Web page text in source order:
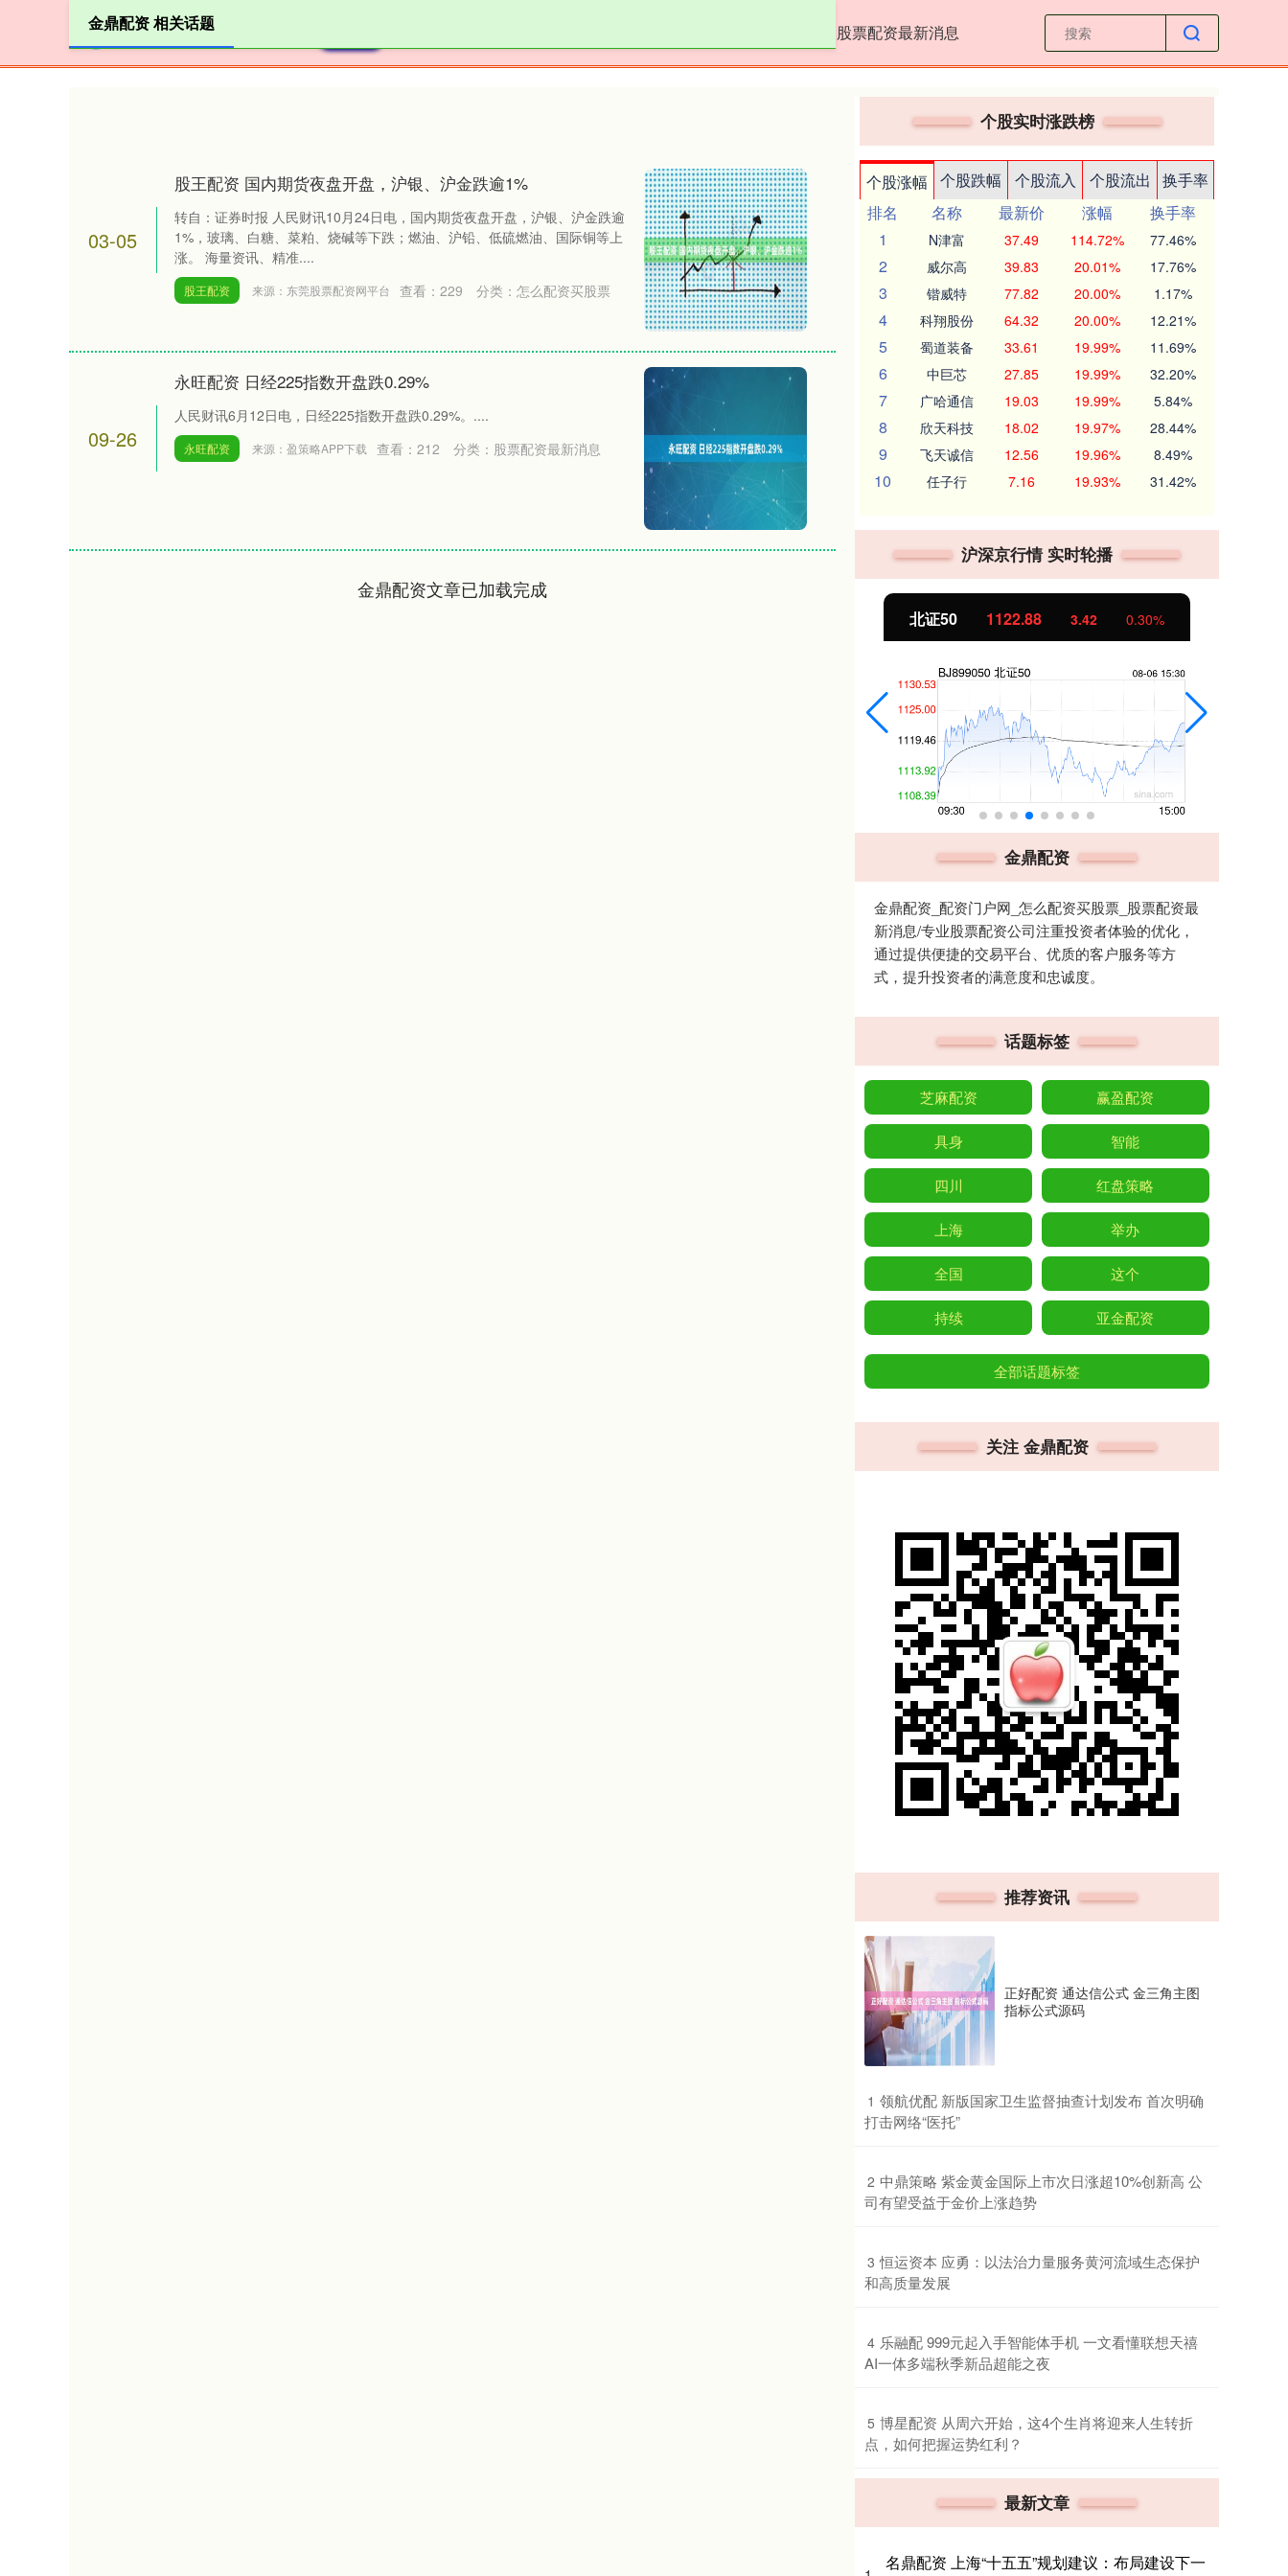
股票配资最新消息
金鼎配资 相关话题
03-05
股王配资 国内期货夜盘开盘，沪银、沪金跌逾1%
转自：证券时报 人民财讯10月24日电，国内期货夜盘开盘，沪银、沪金跌逾
1%，玻璃、白糖、菜粕、烧碱等下跌；燃油、沪铅、低硫燃油、国际铜等上
涨。 海量资讯、精准....
股王配资 来源：东莞股票配资网平台 查看： 229 分类： 怎么配资买股票
09-26
永旺配资 日经225指数开盘跌0.29%
人民财讯6月12日电，日经225指数开盘跌0.29%。....
永旺配资 来源：盈策略APP下载 查看： 212 分类： 股票配资最新消息
金鼎配资文章已加载完成
个股实时涨跌榜
个股涨幅 个股跌幅 个股流入 个股流出
换手率
排名
名称 最新价 涨幅
换手率
1
N津富 37.49 114.72% 77.46%
2 威尔高 39.83 20.01% 17.76%
3 锴威特 77.82 20.00% 1.17%
4 科翔股份 64.32 20.00% 12.21%
5 蜀道装备 33.61 19.99% 11.69%
6 中巨芯 27.85 19.99% 32.20%
7 广哈通信 19.03 19.99% 5.84%
8 欣天科技 18.02 19.97% 28.44%
9 飞天诚信 12.56 19.96% 8.49%
10 任子行 7.16 19.93% 31.42%
沪深京行情 实时轮播
北证50 1122.88 3.42 0.30%
金鼎配资
金鼎配资_配资门户网_怎么配资买股票_股票配资最
新消息/专业股票配资公司注重投资者体验的优化，
通过提供便捷的交易平台、优质的客户服务等方
式，提升投资者的满意度和忠诚度。
话题标签
芝麻配资 赢盈配资
具身 智能
四川 红盘策略
上海 举办
全国 这个
持续 亚金配资
全部话题标签
关注 金鼎配资
推荐资讯
正好配资 通达信公式 金三角主图
指标公式源码
1 ​领航优配 新版国家卫生监督抽查计划发布 首次明确
打击网络“医托”
2 ​中鼎策略 紫金黄金国际上市次日涨超10%创新高 公
司有望受益于金价上涨趋势
3 ​恒运资本 应勇：以法治力量服务黄河流域生态保护
和高质量发展
4 ​乐融配 999元起入手智能体手机 一文看懂联想天禧
AI一体多端秋季新品超能之夜
5 ​博星配资 从周六开始，这4个生肖将迎来人生转折
点，如何把握运势红利？
最新文章
名鼎配资 上海“十五五”规划建议：布局建设下一